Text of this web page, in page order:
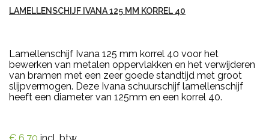
LAMELLENSCHIJF IVANA 125 MM KORREL 40
Lamellenschijf Ivana 125 mm korrel 40 voor het
bewerken van metalen oppervlakken en het verwijderen
van bramen met een zeer goede standtijd met groot
slijpvermogen. Deze Ivana schuurschijf lamellenschijf
heeft een diameter van 125mm en een korrel 40.
€ 6,70 incl. btw